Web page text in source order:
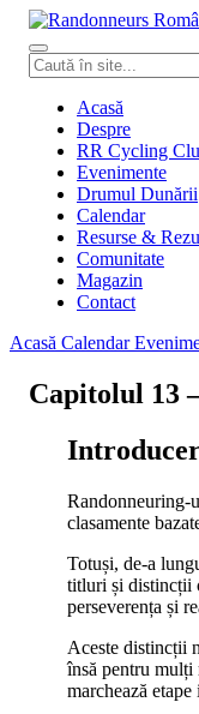
Caută
în
Acasă
Despre
RR Cycling
Evenimente
Drumul Dunării
Calendar
Resurse &
Comunitate
Magazin
Contact
Acasă Calendar
Capitolul 13
Randonneuring-
clasamente
Totuși, de-a
titluri și distincții
perseverența și
Aceste distincții
însă pentru mulți
marchează